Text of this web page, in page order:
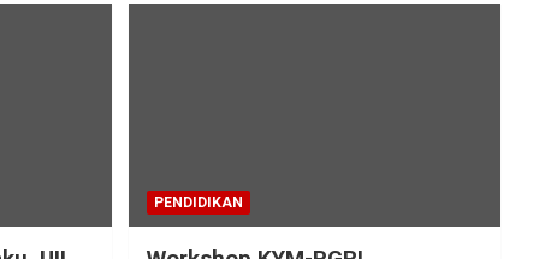
PENDIDIKAN